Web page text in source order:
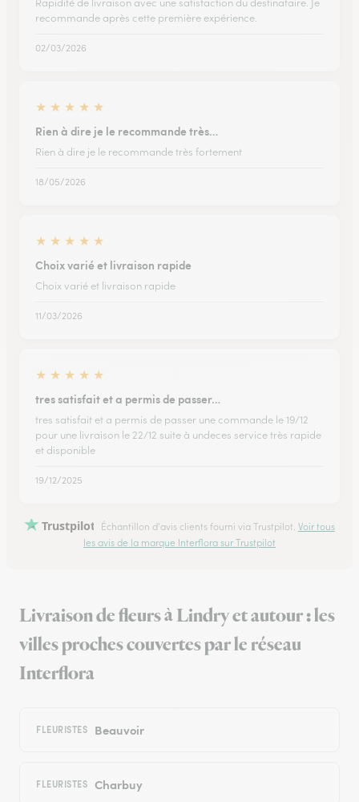
Rapidité de livraison avec une satisfaction du destinataire. Je
recommande après cette première expérience.
02/03/2026
★ ★ ★ ★ ★
Rien à dire je le recommande très…
Rien à dire je le recommande très fortement
18/05/2026
★ ★ ★ ★ ★
Choix varié et livraison rapide
Choix varié et livraison rapide
11/03/2026
★ ★ ★ ★ ★
tres satisfait et a permis de passer…
tres satisfait et a permis de passer une commande le 19/12
pour une livraison le 22/12 suite à undeces service très rapide
et disponible
19/12/2025
Trustpilot Échantillon d'avis clients fourni via Trustpilot. Voir tous
les avis de la marque Interflora sur Trustpilot
Livraison de fleurs à Lindry et autour : les
villes proches couvertes par le réseau
Interflora
FLEURISTES Beauvoir
FLEURISTES Charbuy